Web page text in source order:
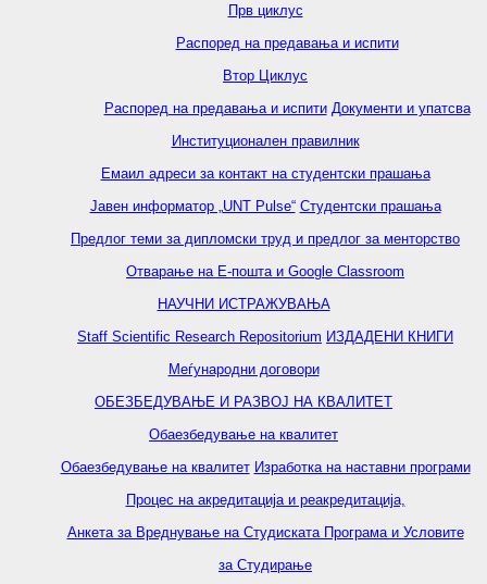
Прв циклус
Распоред на предавањa и испити
Втор Циклус
Распоред на предавањa и испити Документи и упатсва
Институционален правилник
Емаил адреси за контакт на студентски прашања
Јавен информатор „UNT Pulse“ Студентски прашања
Предлог теми за дипломски труд и предлог за менторство
Отварање на Е-пошта и Google Classroom
НАУЧНИ ИСТРАЖУВАЊА
Staff Scientific Research Repositorium ИЗДАДЕНИ КНИГИ
Меѓународни договори
ОБЕЗБЕДУВАЊЕ И РАЗВОЈ НА КВАЛИТЕТ
Обаезбедување на квалитет
Обаезбедување на квалитет Изработка на наставни програми
Процес на акредитација и реакредитација,
Анкета за Вреднување на Студиската Програма и Условите
за Студирање